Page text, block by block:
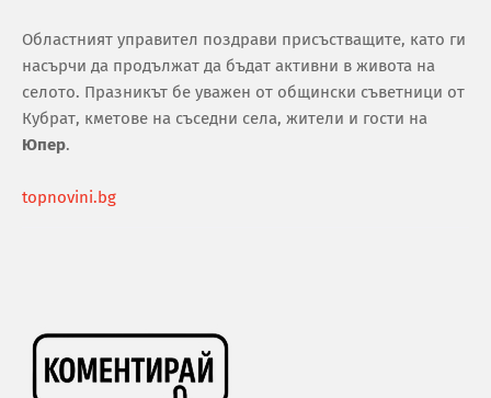
Областният управител поздрави присъстващите, като ги
насърчи да продължат да бъдат активни в живота на
селото. Празникът бе уважен от общински съветници от
Кубрат, кметове на съседни села, жители и гости на
Юпер.
topnovini.bg